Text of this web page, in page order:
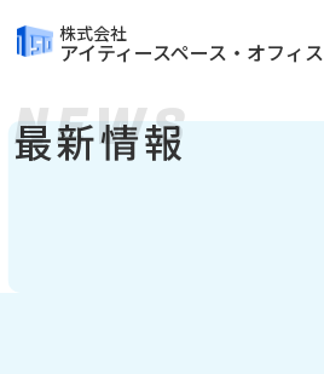
株式会社
アイティースペース・オフィス
最新情報
NEWS